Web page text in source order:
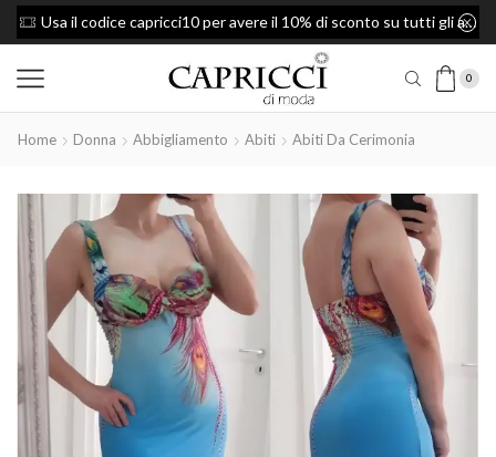
Usa il codice capricci10 per avere il 10% di sconto su tutti gli articoli Spedizione Gratis per ordini superiori a 49€
0
Home Donna Abbigliamento Abiti Abiti Da Cerimonia